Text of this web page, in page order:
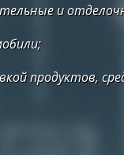
и
продуктов,